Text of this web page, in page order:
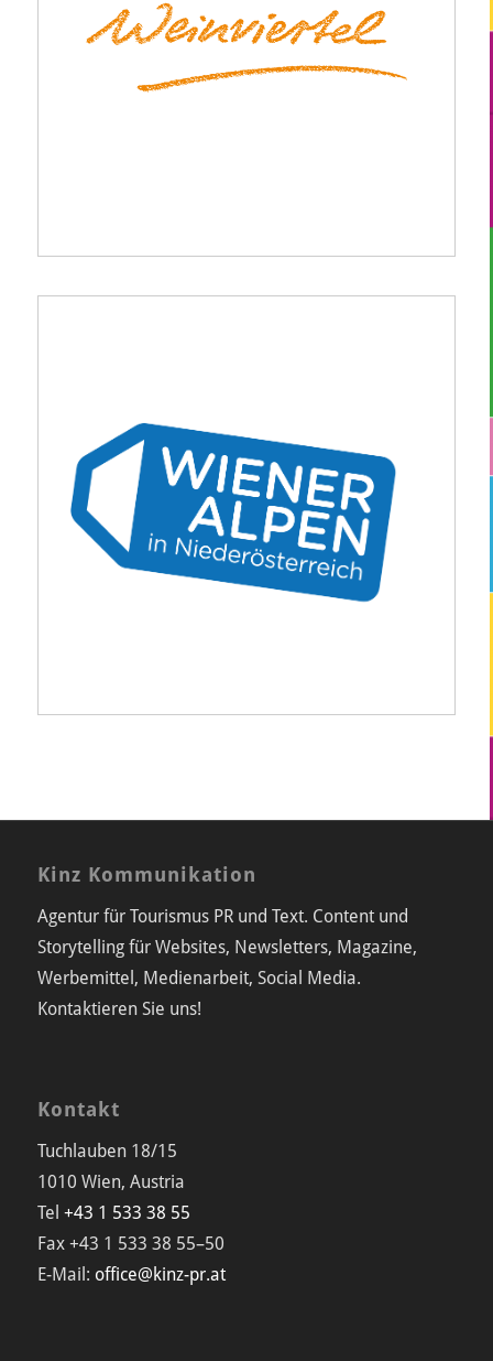
Kinz Kommunikation
Agentur für Tourismus PR und Text. Content und
Storytelling für Websites, Newsletters, Magazine,
Werbemittel, Medienarbeit, Social Media.
Kontaktieren Sie uns!
Kontakt
Tuchlauben 18/15
1010 Wien, Austria
Tel +43 1 533 38 55
Fax +43 1 533 38 55–50
E-Mail: office@kinz-pr.at